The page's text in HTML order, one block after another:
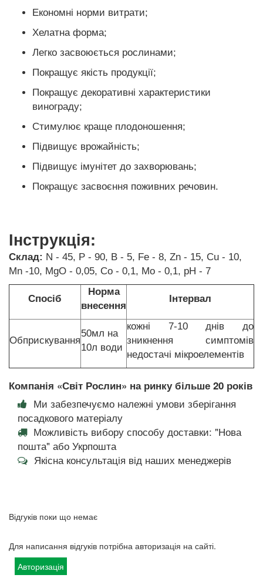
Економні норми витрати;
Хелатна форма;
Легко засвоюється рослинами;
Покращує якість продукції;
Покращує декоративні характеристики
винограду;
Стимулює краще плодоношення;
Підвищує врожайність;
Підвищує імунітет до захворювань;
Покращує засвоєння поживних речовин.
Інструкція:
Склад: N - 45, P - 90, B - 5, Fe - 8, Zn - 15, Cu - 10,
Mn -10, MgO - 0,05, Co - 0,1, Mo - 0,1, pH - 7
Спосіб
Норма
внесення
Інтервал
Обприскування
50мл на
10л води
кожні 7-10 днів до
зникнення симптомів
недостачі мікроелементів
Компанія «Світ Рослин» на ринку більше 20 років
Ми забезпечуємо належні умови зберігання
посадкового матеріалу
Можливість вибору способу доставки: "Нова
пошта" або Укрпошта
Якісна консультація від наших менеджерів
Відгуків поки що немає
Для написання відгуків потрібна авторизація на сайті.
Авторизація